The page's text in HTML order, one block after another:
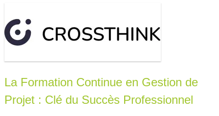
La Formation Continue en Gestion de
Projet : Clé du Succès Professionnel